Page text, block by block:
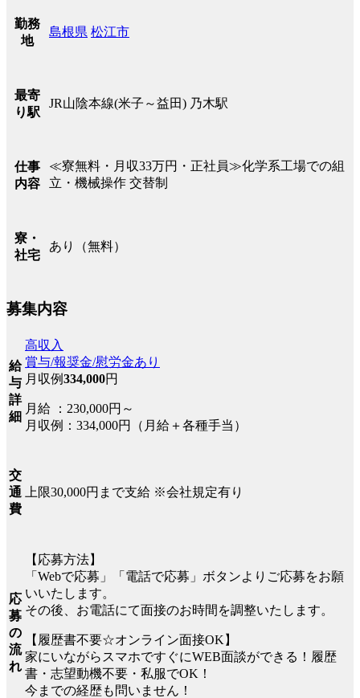
勤務
地
島根県 松江市
最寄
り駅
JR山陰本線(米子～益田) 乃木駅
仕事
内容
≪寮無料・月収33万円・正社員≫化学系工場での組
立・機械操作 交替制
寮・
社宅
あり（無料）
募集内容
給
与
詳
細
高収入
賞与/報奨金/慰労金あり
月収例334,000円
月給 ：230,000円～
月収例：334,000円（月給＋各種手当）
交
通
費
上限30,000円まで支給 ※会社規定有り
応
募
の
流
れ
【応募方法】
「Webで応募」「電話で応募」ボタンよりご応募をお願
いいたします。
その後、お電話にて面接のお時間を調整いたします。
【履歴書不要☆オンライン面接OK】
家にいながらスマホですぐにWEB面談ができる！履歴
書・志望動機不要・私服でOK！
今までの経歴も問いません！